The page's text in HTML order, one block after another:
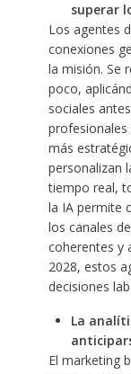
superar
Los agentes
conexiones
la misión. Se
poco,
sociales
más
personalizan
tiempo real,
la IA permite
los canales
coherentes y
2028, estos
decisiones
La
El marketing